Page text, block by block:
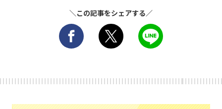
＼この記事をシェアする／